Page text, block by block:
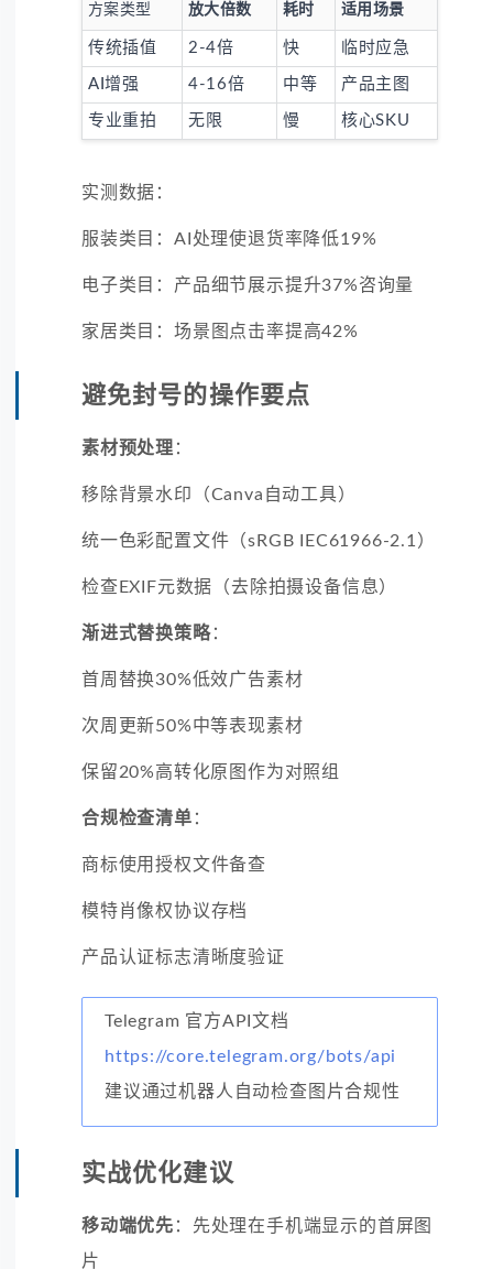
方案类型 放大倍数 耗时 适用场景
传统插值 2-4倍 快 临时应急
AI增强 4-16倍 中等 产品主图
专业重拍 无限 慢 核心SKU
实测数据：
服装类目：AI处理使退货率降低19%
电子类目：产品细节展示提升37%咨询量
家居类目：场景图点击率提高42%
避免封号的操作要点
素材预处理 ：
移除背景水印（Canva自动工具）
统一色彩配置文件（sRGB IEC61966-2.1）
检查EXIF元数据（去除拍摄设备信息）
渐进式替换策略：
首周替换30%低效广告素材
次周更新50%中等表现素材
保留20%高转化原图作为对照组
合规检查清单 ：
商标使用授权文件备查
模特肖像权协议存档
产品认证标志清晰度验证
Telegram 官方API文档
https://core.telegram.org/bots/api
建议通过机器人自动检查图片合规性
实战优化建议
移动端优先 ：先处理在手机端显示的首屏图
片